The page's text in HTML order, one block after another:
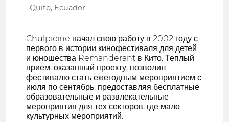
Quito, Ecuador
Chulpicine начал свою работу в 2002 году с
первого в истории кинофестиваля для детей
и юношества Remanderant в Кито. Теплый
прием, оказанный проекту, позволил
фестивалю стать ежегодным мероприятием с
июля по сентябрь, предоставляя бесплатные
образовательные и развлекательные
мероприятия для тех секторов, где мало
культурных мероприятий.